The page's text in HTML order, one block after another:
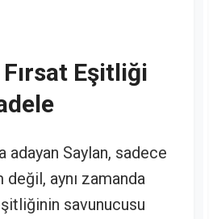
Eşitliği
adayan Saylan, sadece
değil, aynı zamanda
savunucusu